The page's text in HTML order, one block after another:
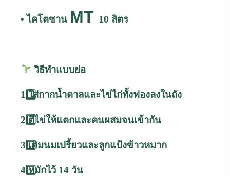
• ไคโตซาน MT 10 ลิตร
วิธีทำแบบย่อ
1️ ใส่กากน้ำตาลและไข่ไก่ทั้งฟองลงในถัง
2️ ตีไข่ให้แตกและคนผสมจนเข้ากัน
3️ เติมนมเปรี้ยวและลูกแป้งข้าวหมาก
4️ หมักไว้ 14 วัน